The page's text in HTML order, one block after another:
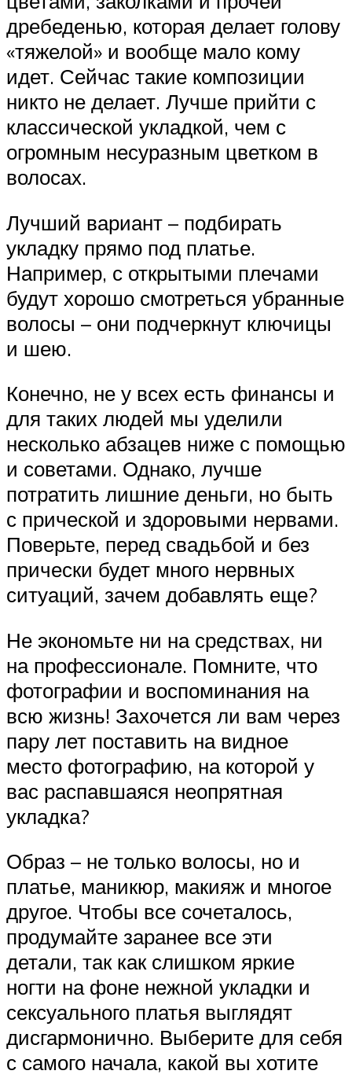
дребеденью, которая делает голову
«тяжелой» и вообще мало кому
идет. Сейчас такие композиции
никто не делает. Лучше прийти с
классической укладкой, чем с
огромным несуразным цветком в
волосах.
Лучший вариант – подбирать
укладку прямо под платье.
Например, с открытыми плечами
будут хорошо смотреться убранные
волосы – они подчеркнут ключицы
и шею.
Конечно, не у всех есть финансы и
для таких людей мы уделили
несколько абзацев ниже с помощью
и советами. Однако, лучше
потратить лишние деньги, но быть
с прической и здоровыми нервами.
Поверьте, перед свадьбой и без
прически будет много нервных
ситуаций, зачем добавлять еще?
Не экономьте ни на средствах, ни
на профессионале. Помните, что
фотографии и воспоминания на
всю жизнь! Захочется ли вам через
пару лет поставить на видное
место фотографию, на которой у
вас распавшаяся неопрятная
укладка?
Образ – не только волосы, но и
платье, маникюр, макияж и многое
другое. Чтобы все сочеталось,
продумайте заранее все эти
детали, так как слишком яркие
ногти на фоне нежной укладки и
сексуального платья выглядят
дисгармонично. Выберите для себя
с самого начала, какой вы хотите